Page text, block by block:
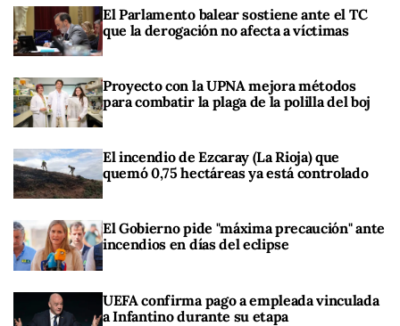
El Parlamento balear sostiene ante el TC
que la derogación no afecta a víctimas
Proyecto con la UPNA mejora métodos
para combatir la plaga de la polilla del boj
El incendio de Ezcaray (La Rioja) que
quemó 0,75 hectáreas ya está controlado
El Gobierno pide "máxima precaución" ante
incendios en días del eclipse
UEFA confirma pago a empleada vinculada
a Infantino durante su etapa